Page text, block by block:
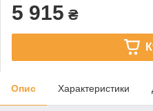
5 915 ₴
Опис Характеристики